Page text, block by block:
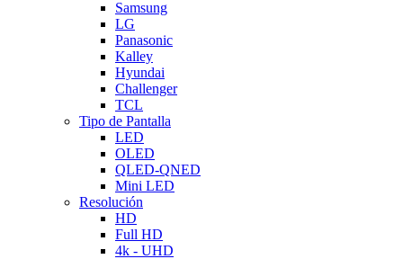
Samsung
LG
Panasonic
Kalley
Hyundai
Challenger
TCL
Tipo de Pantalla
LED
OLED
QLED-QNED
Mini LED
Resolución
HD
Full HD
4k - UHD